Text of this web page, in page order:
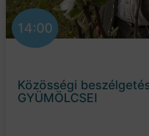
14:00
Közösségi
GYÜMÖLCSEI